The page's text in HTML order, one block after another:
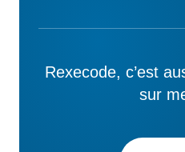
Rexecode, c’est
sur